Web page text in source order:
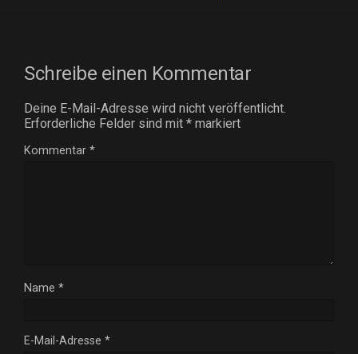
Schreibe einen Kommentar
Deine E-Mail-Adresse wird nicht veröffentlicht.
Erforderliche Felder sind mit * markiert
Kommentar *
Name *
E-Mail-Adresse *